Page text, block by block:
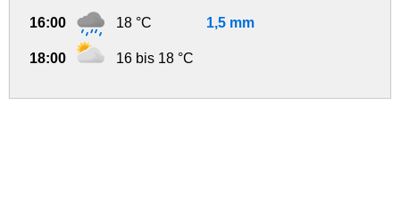
16:00 18 °C 1,5 mm
18:00 16 bis 18 °C